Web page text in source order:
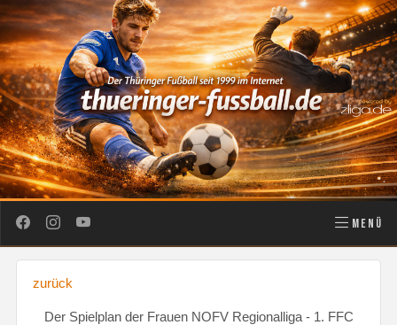
MENÜ
zurück
Der Spielplan der Frauen NOFV Regionalliga - 1. FFC